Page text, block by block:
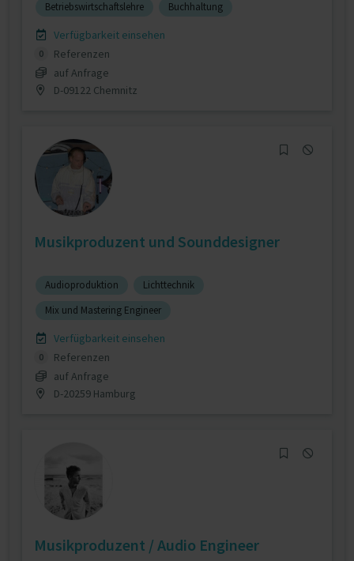
Betriebswirtschaftslehre Buchhaltung
Verfügbarkeit einsehen
0
Referenzen
auf Anfrage
D-09122 Chemnitz
Musikproduzent und Sounddesigner
Audioproduktion
Lichttechnik
Mix und Mastering Engineer
Verfügbarkeit einsehen
0
Referenzen
auf Anfrage
D-20259 Hamburg
Musikproduzent / Audio Engineer